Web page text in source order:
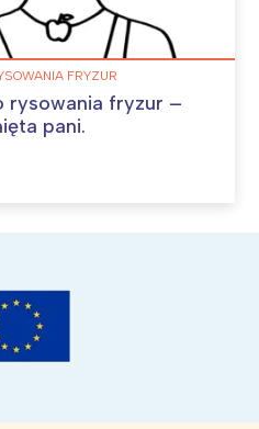
FRYZUR
rysowania fryzur –
pani.